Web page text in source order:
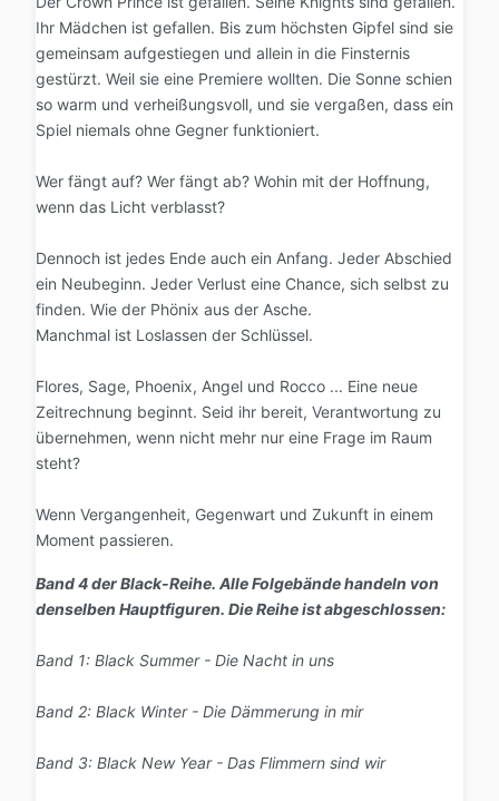
Ihr Mädchen ist gefallen. Bis zum höchsten Gipfel sind sie
gemeinsam aufgestiegen und allein in die Finsternis
gestürzt. Weil sie eine Premiere wollten. Die Sonne schien
so warm und verheißungsvoll, und sie vergaßen, dass ein
Spiel niemals ohne Gegner funktioniert.
Wer fängt auf? Wer fängt ab? Wohin mit der Hoffnung,
wenn das Licht verblasst?
Dennoch ist jedes Ende auch ein Anfang. Jeder Abschied
ein Neubeginn. Jeder Verlust eine Chance, sich selbst zu
finden. Wie der Phönix aus der Asche.
Manchmal ist Loslassen der Schlüssel.
Flores, Sage, Phoenix, Angel und Rocco ... Eine neue
Zeitrechnung beginnt. Seid ihr bereit, Verantwortung zu
übernehmen, wenn nicht mehr nur eine Frage im Raum
steht?
Wenn Vergangenheit, Gegenwart und Zukunft in einem
Moment passieren.
Band 4 der Black-Reihe. Alle Folgebände handeln von
denselben Hauptfiguren. Die Reihe ist abgeschlossen:
Band 1: Black Summer - Die Nacht in uns
Band 2: Black Winter - Die Dämmerung in mir
Band 3: Black New Year - Das Flimmern sind wir